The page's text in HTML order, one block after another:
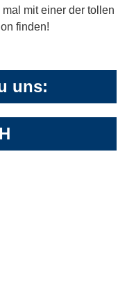
mit einer der tollen
finden!
uns: